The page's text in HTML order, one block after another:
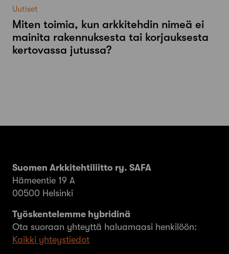
Uutiset
Miten toimia, kun arkkitehdin nimeä ei
mainita rakennuksesta tai korjauksesta
kertovassa jutussa?
Suomen Arkkitehtiliitto ry. SAFA
Hämeentie 19 A
00500 Helsinki
Työskentelemme hybridinä
Ota suoraan yhteyttä haluamaasi henkilöön:
Kaikki yhteystiedot